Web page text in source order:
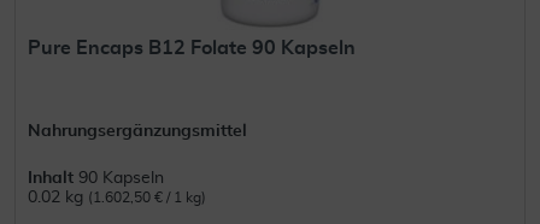
Pure Encaps B12 Folate 90 Kapseln
Nahrungsergänzungsmittel
Inhalt 90 Kapseln
0.02 kg (1.602,50 € / 1 kg)